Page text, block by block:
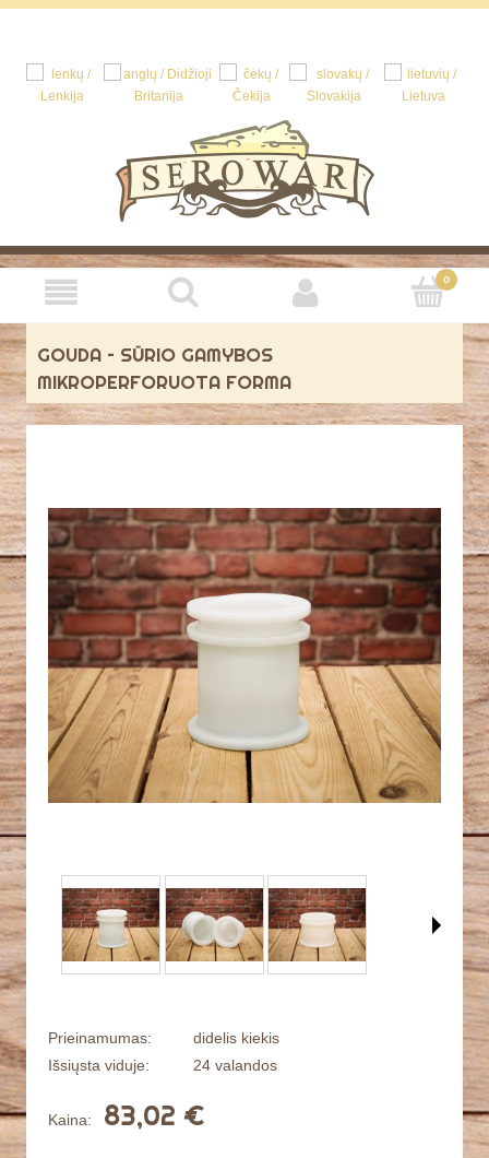
GOUDA – SŪRIO GAMYBOS
MIKROPERFORUOTA FORMA
Prieinamumas:
didelis kiekis
Išsiųsta viduje:
24 valandos
Kaina: 83,02 €